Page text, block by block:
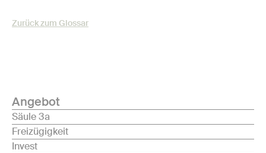
Zurück zum Glossar
Angebot
Säule 3a
Freizügigkeit
Invest